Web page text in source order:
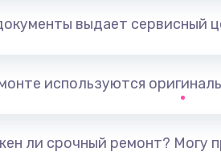
выдает сервисный
используются
ли срочный ремонт? Могу